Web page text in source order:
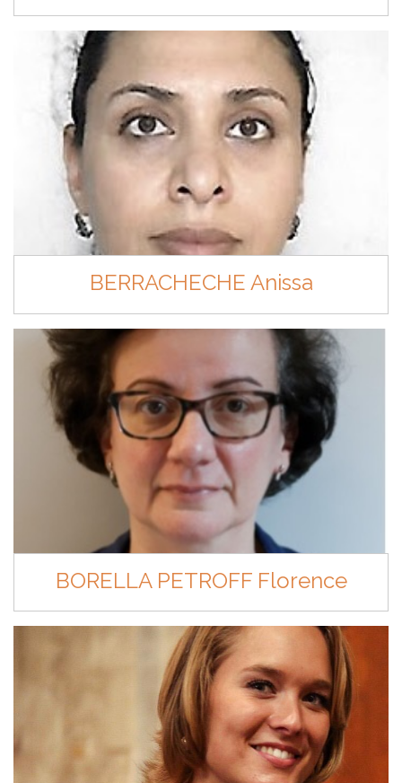
BERRACHECHE Anissa
BORELLA PETROFF Florence